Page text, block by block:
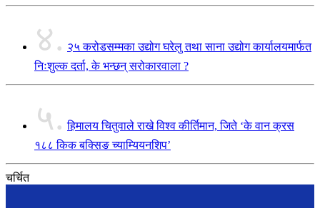
४. २५ करोडसम्मका उद्योग घरेलु तथा साना उद्योग कार्यालयमार्फत
निःशुल्क दर्ता, के भन्छन् सरोकारवाला ?
५. हिमालय चितुवाले राखे विश्व कीर्तिमान, जिते ‘के वान क्रस
१८८ किक बक्सिङ च्याम्यियनशिप’
चर्चित